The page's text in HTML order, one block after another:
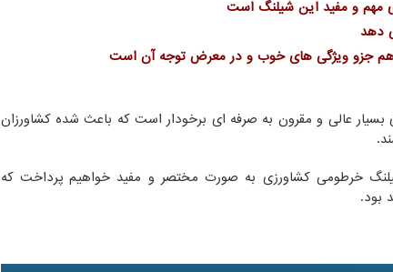
مهم و مفید این شیلنگ است
دهد
هم جزو ویژگی های خوب و در معرض توجه آن است
عالی و مقرون به صرفه ای برخودار است که باعث شده کشاورزان
خرطومی کشاورزی به صورت مختصر و مفید خواهیم پرداخت که
بود.